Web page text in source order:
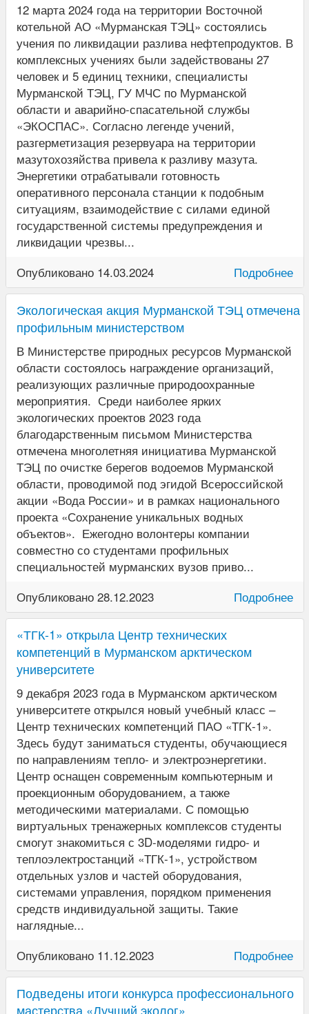
12 марта 2024 года на территории Восточной
котельной АО «Мурманская ТЭЦ» состоялись
учения по ликвидации разлива нефтепродуктов. В
комплексных учениях были задействованы 27
человек и 5 единиц техники, специалисты
Мурманской ТЭЦ, ГУ МЧС по Мурманской
области и аварийно-спасательной службы
«ЭКОСПАС». Согласно легенде учений,
разгерметизация резервуара на территории
мазутохозяйства привела к разливу мазута.
Энергетики отрабатывали готовность
оперативного персонала станции к подобным
ситуациям, взаимодействие с силами единой
государственной системы предупреждения и
ликвидации чрезвы...
Опубликовано 14.03.2024
Подробнее
Экологическая акция Мурманской ТЭЦ отмечена
профильным министерством
В Министерстве природных ресурсов Мурманской
области состоялось награждение организаций,
реализующих различные природоохранные
мероприятия. Среди наиболее ярких
экологических проектов 2023 года
благодарственным письмом Министерства
отмечена многолетняя инициатива Мурманской
ТЭЦ по очистке берегов водоемов Мурманской
области, проводимой под эгидой Всероссийской
акции «Вода России» и в рамках национального
проекта «Сохранение уникальных водных
объектов». Ежегодно волонтеры компании
совместно со студентами профильных
специальностей мурманских вузов приво...
Опубликовано 28.12.2023
Подробнее
«ТГК-1» открыла Центр технических
компетенций в Мурманском арктическом
университете
9 декабря 2023 года в Мурманском арктическом
университете открылся новый учебный класс –
Центр технических компетенций ПАО «ТГК-1».
Здесь будут заниматься студенты, обучающиеся
по направлениям тепло- и электроэнергетики.
Центр оснащен современным компьютерным и
проекционным оборудованием, а также
методическими материалами. С помощью
виртуальных тренажерных комплексов студенты
смогут знакомиться с 3D-моделями гидро- и
теплоэлектростанций «ТГК-1», устройством
отдельных узлов и частей оборудования,
системами управления, порядком применения
средств индивидуальной защиты. Такие
наглядные...
Опубликовано 11.12.2023
Подробнее
Подведены итоги конкурса профессионального
мастерства «Лучший эколог»